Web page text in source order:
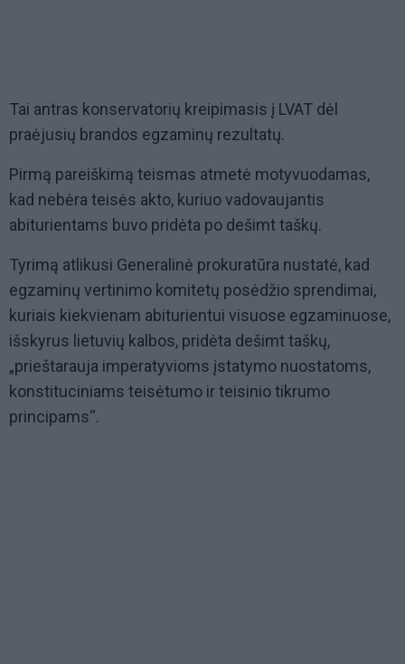
Tai antras konservatorių kreipimasis į LVAT dėl
praėjusių brandos egzaminų rezultatų.
Pirmą pareiškimą teismas atmetė motyvuodamas,
kad nebėra teisės akto, kuriuo vadovaujantis
abiturientams buvo pridėta po dešimt taškų.
Tyrimą atlikusi Generalinė prokuratūra nustatė, kad
egzaminų vertinimo komitetų posėdžio sprendimai,
kuriais kiekvienam abiturientui visuose egzaminuose,
išskyrus lietuvių kalbos, pridėta dešimt taškų,
„prieštarauja imperatyvioms įstatymo nuostatoms,
konstituciniams teisėtumo ir teisinio tikrumo
principams“.